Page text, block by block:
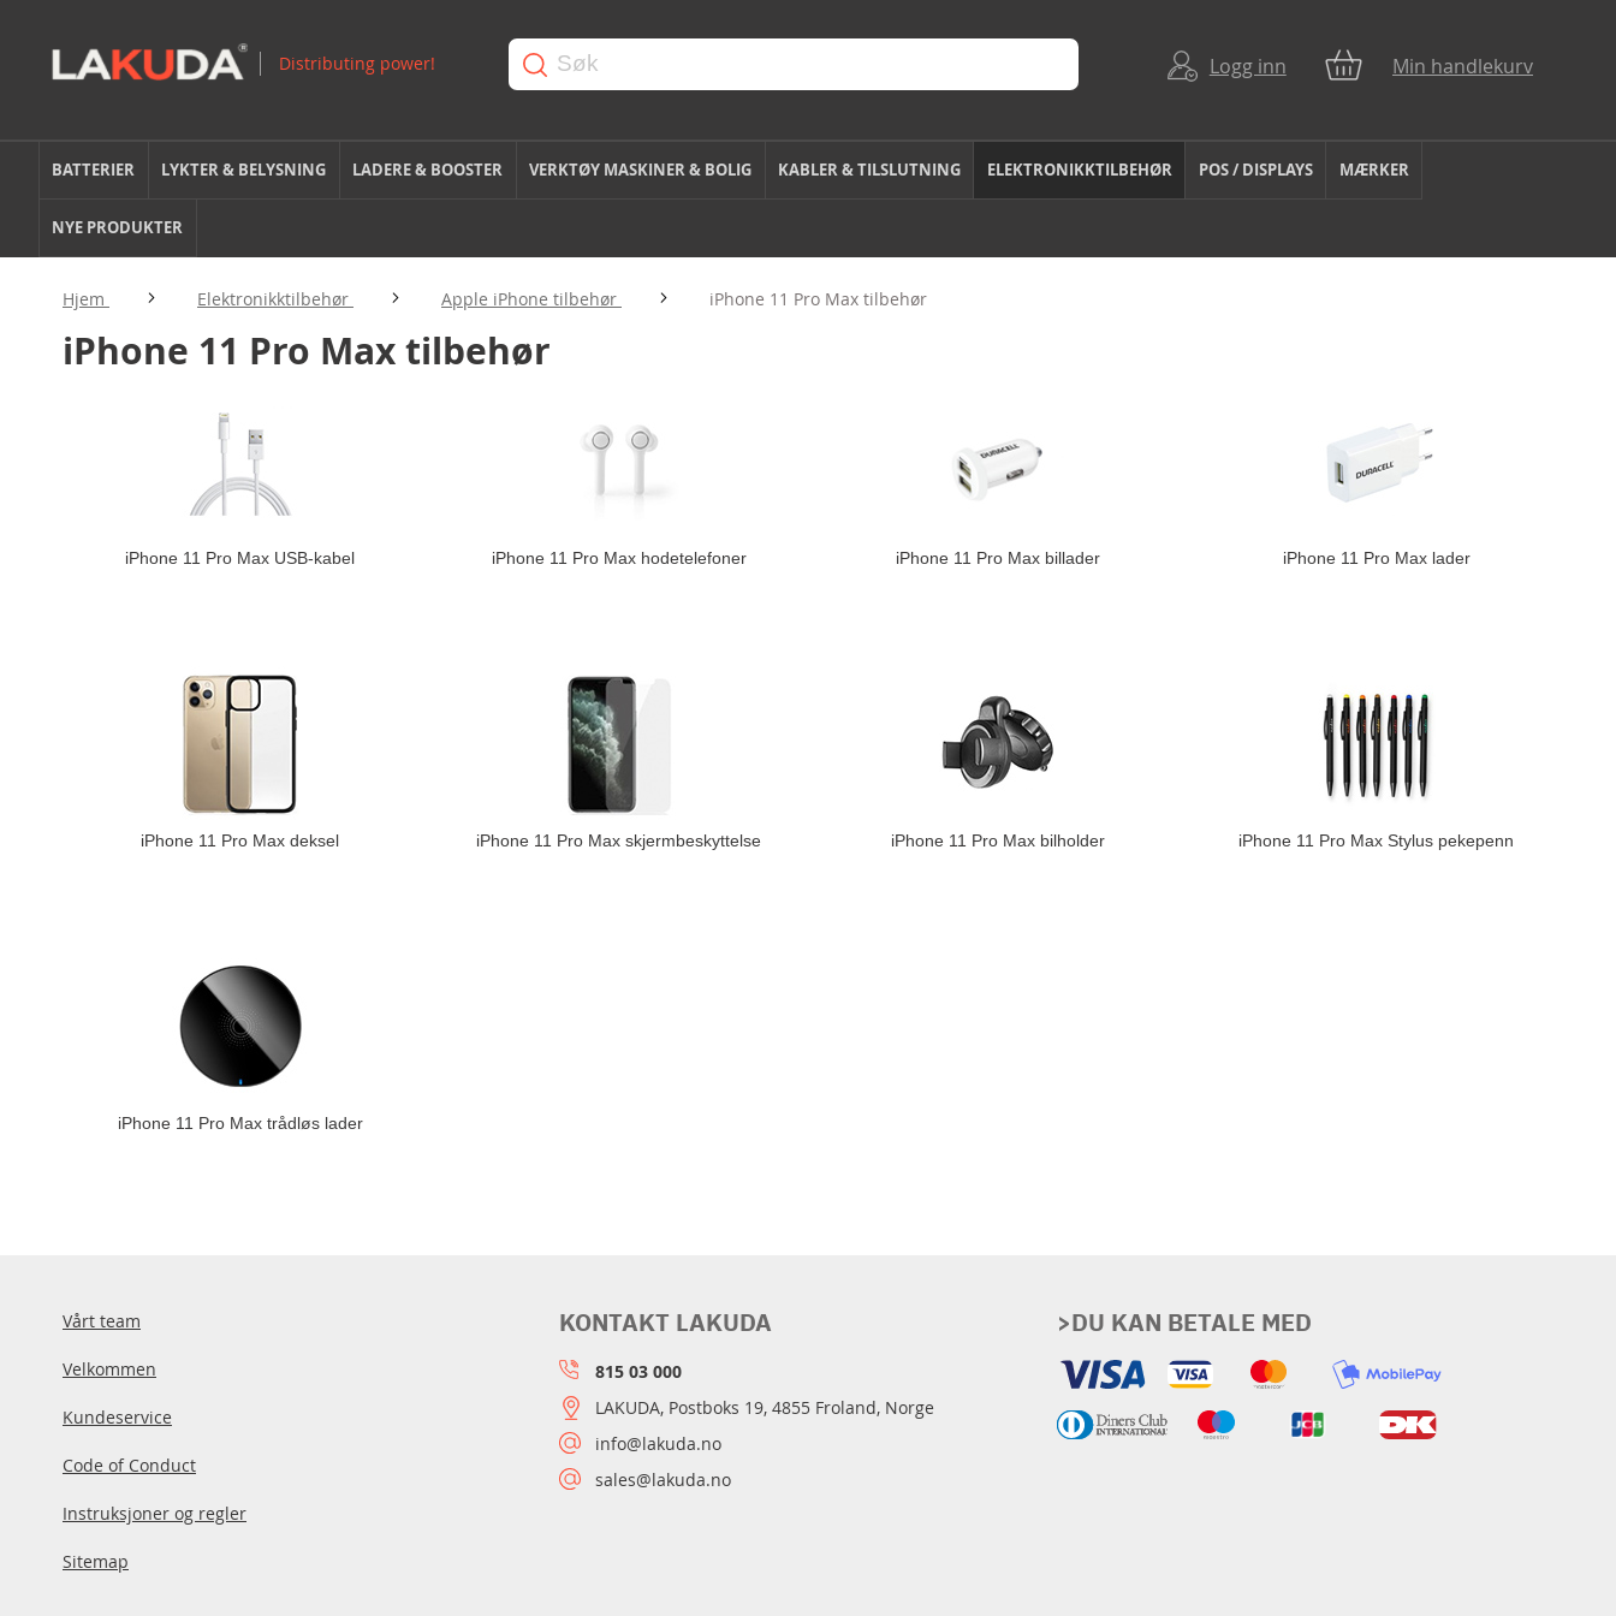
Logg inn Min handlekurv
BATTERIER LYKTER & BELYSNING LADERE & BOOSTER VERKTØY MASKINER & BOLIG KABLER & TILSLUTNING ELEKTRONIKKTILBEHØR POS / DISPLAYS MÆRKER
NYE PRODUKTER
Hjem Elektronikktilbehør Apple iPhone tilbehør iPhone 11 Pro Max tilbehør
iPhone 11 Pro Max tilbehør
iPhone 11 Pro Max USB-kabel iPhone 11 Pro Max hodetelefoner iPhone 11 Pro Max billader iPhone 11 Pro Max lader
iPhone 11 Pro Max deksel iPhone 11 Pro Max skjermbeskyttelse iPhone 11 Pro Max bilholder iPhone 11 Pro Max Stylus pekepenn
iPhone 11 Pro Max trådløs lader
Vårt team
Velkommen
Kundeservice
Code of Conduct
Instruksjoner og regler
Sitemap
>DU KAN BETALE MED
KONTAKT LAKUDA
815 03 000
LAKUDA, Postboks 19, 4855 Froland, Norge
info@lakuda.no
sales@lakuda.no